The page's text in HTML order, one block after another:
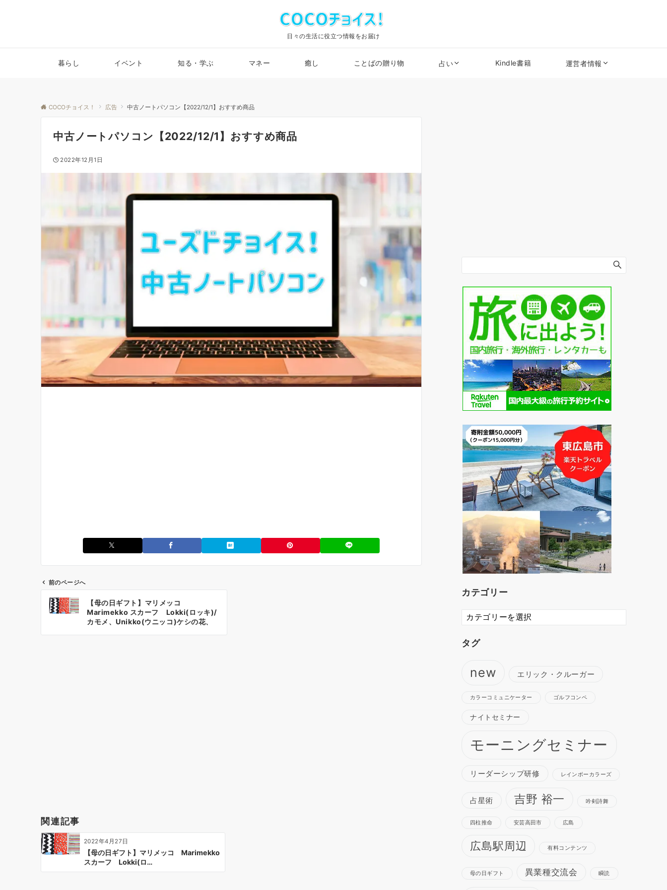
日々の生活に役立つ情報をお届け
暮らし イベント 知る・学ぶ マネー 癒し ことばの贈り物 占い Kindle書籍 運営者情報
COCOチョイス！ 広告 中古ノートパソコン【2022/12/1】おすすめ商品
中古ノートパソコン【2022/12/1】おすすめ商品
2022年12月1日
前のページへ
【母の日ギフト】マリメッコ
Marimekko スカーフ Lokki(ロッキ)/
カモメ、Unikko(ウニッコ)ケシの花、
関連記事
2022年4月27日
【母の日ギフト】マリメッコ Marimekko
スカーフ Lokki(ロ…
カテゴリー
カ
テ
リ
タグ
new エリック・クルーガー
カラーコミュニケーター ゴルフコンペ
ナイトセミナー
モーニングセミナー
リーダーシップ研修 レインボーカラーズ
占星術 吉野 裕一 吟剣詩舞
四柱推命 安芸高田市 広島
広島駅周辺 有料コンテンツ
母の日ギフト 異業種交流会 瞬読